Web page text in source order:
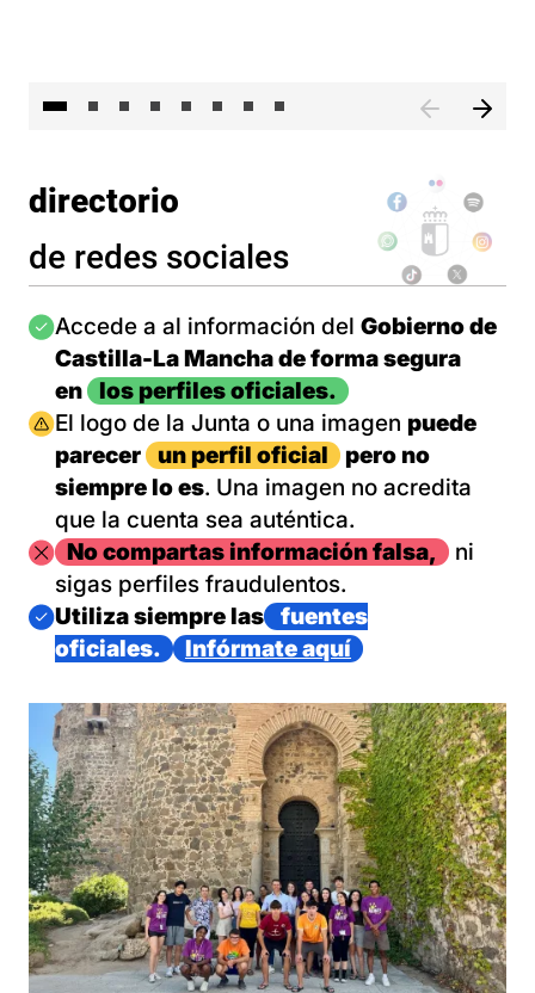
directorio
de redes sociales
Imagen
Accede a al información del Gobierno de
Castilla-La Mancha de forma segura
en
los perfiles oficiales.
Imagen
El logo de la Junta o una imagen puede
parecer
un perfil oficial
pero no
siempre lo es. Una imagen no acredita
que la cuenta sea auténtica.
ImagenNo compartas información falsa,
ni
sigas perfiles fraudulentos.
Imagen
Utiliza siempre las
fuentes
oficiales.
Infórmate aquí